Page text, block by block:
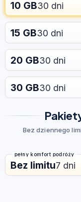
10 GB30 dni
15 GB30 dni
20 GB30 dni
30 GB30 dni
Bez dziennego
pełny komfort podróży
Bez limitu7 dni